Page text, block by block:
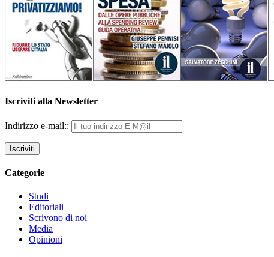
Iscriviti alla Newsletter
Indirizzo e-mail::
Categorie
Studi
Editoriali
Scrivono di noi
Media
Opinioni